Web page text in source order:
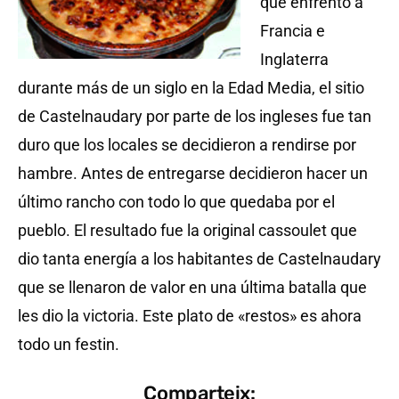
Francia e
Inglaterra
durante más de un siglo en la Edad Media, el sitio
de Castelnaudary por parte de los ingleses fue tan
duro que los locales se decidieron a rendirse por
hambre. Antes de entregarse decidieron hacer un
último rancho con todo lo que quedaba por el
pueblo. El resultado fue la original cassoulet que
dio tanta energía a los habitantes de Castelnaudary
que se llenaron de valor en una última batalla que
les dio la victoria. Este plato de «restos» es ahora
todo un festin.
Comparteix: